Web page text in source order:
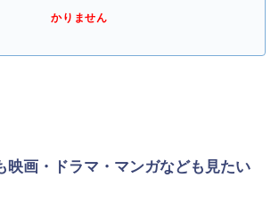
かりません
映画・ドラマ・マンガなども見たい